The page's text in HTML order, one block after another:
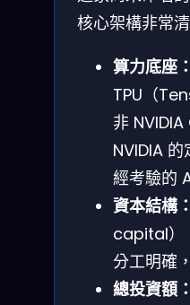
核心架構非常清
算力底座：
TPU（
非
NVIDIA
經考驗的
資本結構：
capital）
分工明確
總投資額：